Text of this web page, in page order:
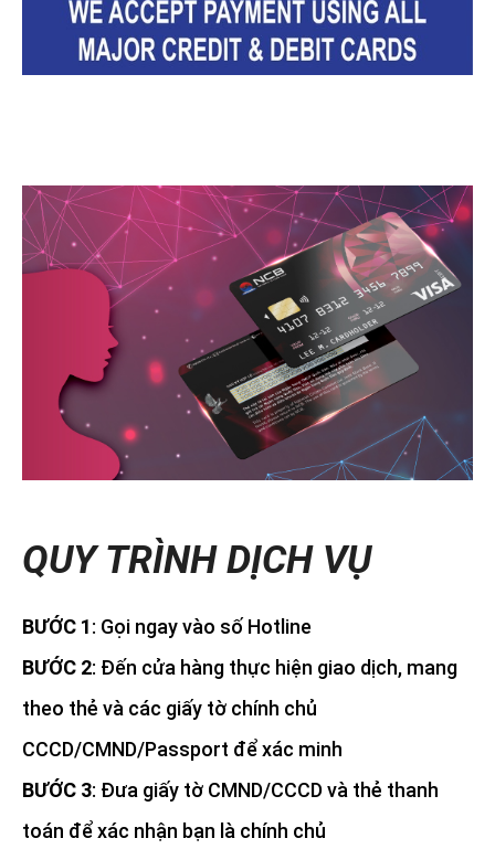
QUY TRÌNH DỊCH VỤ
BƯỚC 1: Gọi ngay vào số Hotline
BƯỚC 2: Đến cửa hàng thực hiện giao dịch, mang
theo thẻ và các giấy tờ chính chủ
CCCD/CMND/Passport để xác minh
BƯỚC 3: Đưa giấy tờ CMND/CCCD và thẻ thanh
toán để xác nhận bạn là chính chủ